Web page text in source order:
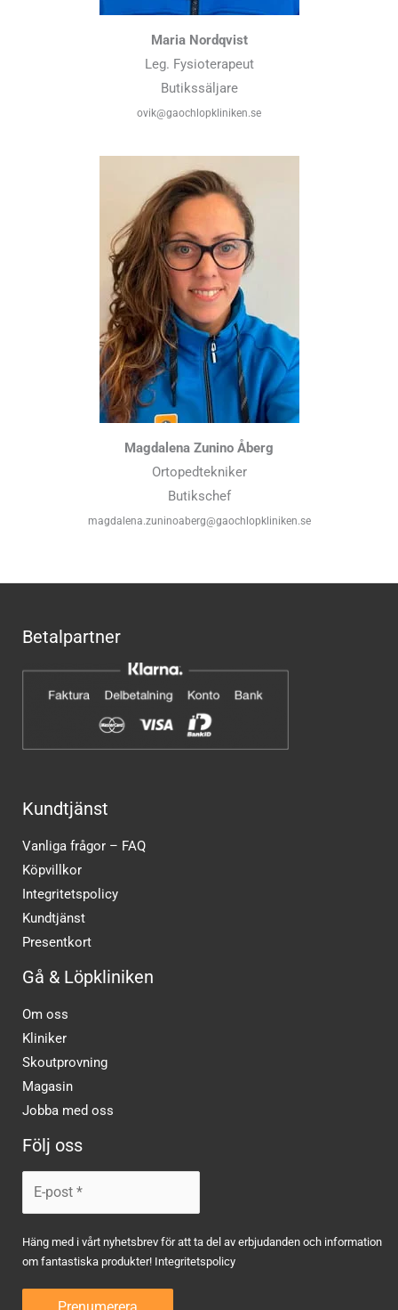
Maria Nordqvist
Leg. Fysioterapeut
Butikssäljare
ovik@gaochlopkliniken.se
Magdalena Zunino Åberg
Ortopedtekniker
Butikschef
magdalena.zuninoaberg@gaochlopkliniken.se
Betalpartner
Kundtjänst
Vanliga frågor – FAQ
Köpvillkor
Integritetspolicy
Kundtjänst
Presentkort
Gå & Löpkliniken
Om oss
Kliniker
Skoutprovning
Magasin
Jobba med oss
Följ oss
Häng med i vårt nyhetsbrev för att ta del av erbjudanden och information
om fantastiska produkter! Integritetspolicy